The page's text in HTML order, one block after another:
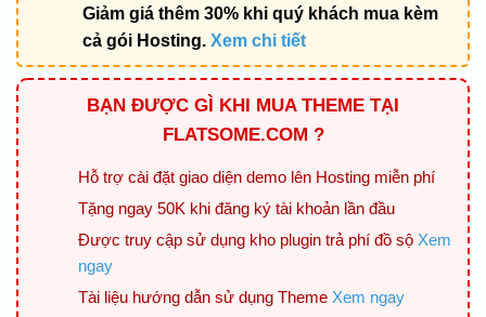
Giảm giá thêm 30% khi quý khách mua kèm
cả gói Hosting. Xem chi tiết
BẠN ĐƯỢC GÌ KHI MUA THEME TẠI
FLATSOME.COM ?
Hỗ trợ cài đặt giao diện demo lên Hosting miễn phí
Tặng ngay 50K khi đăng ký tài khoản lần đầu
Được truy cập sử dụng kho plugin trả phí đồ sộ Xem
ngay
Tài liệu hướng dẫn sử dụng Theme Xem ngay